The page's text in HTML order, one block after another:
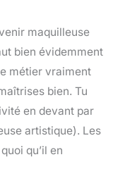
maquilleuse
bien évidemment
métier vraiment
bien. Tu
en devant par
artistique). Les
qu’il en